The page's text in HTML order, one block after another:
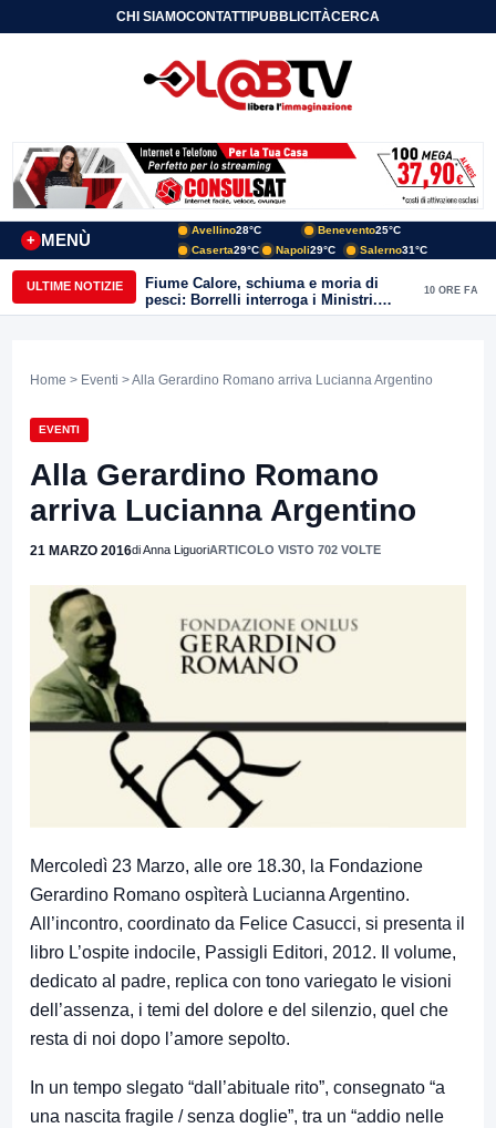
CHI SIAMOCONTATTIPUBBLICITÀCERCA
MENÙ
+
Avellino28°C Benevento25°C
Caserta29°C Napoli29°C Salerno31°C
ULTIME NOTIZIE
Fiume Calore, schiuma e moria di
pesci: Borrelli interroga i Ministri.
“Benevento paga l’assenza del
10 ORE FA
Home > Eventi > Alla Gerardino Romano arriva Lucianna Argentino
EVENTI
Alla Gerardino Romano
arriva Lucianna Argentino
21 MARZO 2016di Anna LiguoriARTICOLO VISTO 702 VOLTE
Mercoledì 23 Marzo, alle ore 18.30, la Fondazione
Gerardino Romano ospìterà Lucianna Argentino.
All’incontro, coordinato da Felice Casucci, si presenta il
libro L’ospite indocile, Passigli Editori, 2012. Il volume,
dedicato al padre, replica con tono variegato le visioni
dell’assenza, i temi del dolore e del silenzio, quel che
resta di noi dopo l’amore sepolto.
In un tempo slegato “dall’abituale rito”, consegnato “a
una nascita fragile / senza doglie”, tra un “addio nelle